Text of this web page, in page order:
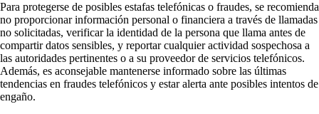
Para protegerse de posibles estafas telefónicas o fraudes, se recomienda
no proporcionar información personal o financiera a través de llamadas
no solicitadas, verificar la identidad de la persona que llama antes de
compartir datos sensibles, y reportar cualquier actividad sospechosa a
las autoridades pertinentes o a su proveedor de servicios telefónicos.
Además, es aconsejable mantenerse informado sobre las últimas
tendencias en fraudes telefónicos y estar alerta ante posibles intentos de
engaño.